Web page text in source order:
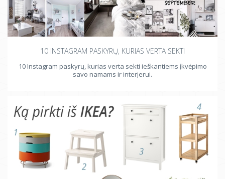
10 INSTAGRAM PASKYRŲ, KURIAS VERTA SEKTI
10 Instagram paskyrų, kurias verta sekti ieškantiems įkvėpimo
savo namams ir interjerui.